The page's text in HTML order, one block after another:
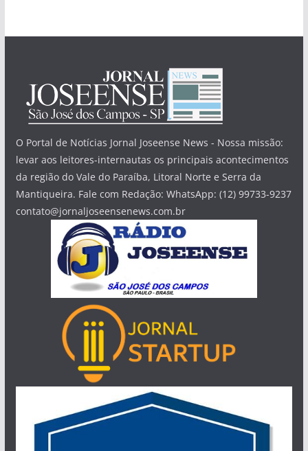
O Portal de Notícias Jornal Joseense News - Nossa missão:
levar aos leitores-internautas os principais acontecimentos
da região do Vale do Paraíba, Litoral Norte e Serra da
Mantiqueira. Fale com Redação: WhatsApp: (12) 99733-9237
contato@jornaljoseensenews.com.br